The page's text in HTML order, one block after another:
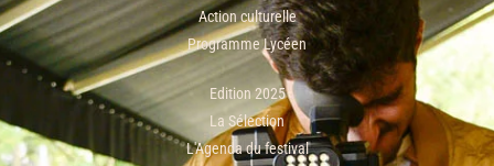
Action culturelle
Programme Lycéen
Edition 2025
La Sélection
L'Agenda du festival